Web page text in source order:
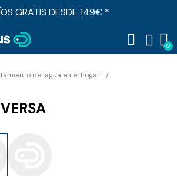
GRATIS DESDE 149€ *
del agua en el hogar